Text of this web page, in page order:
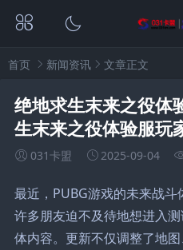
首页 新闻资讯 文章正文
绝地求生末来之役体
生末来之役体验服玩
031卡盟 2025-09-04
最近，PUBG游戏的未来战斗
许多朋友迫不及待地想进入
体内容。更新不仅调整了地